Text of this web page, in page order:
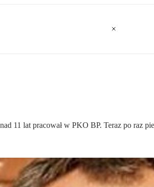
11 lat pracował w PKO BP. Teraz po raz